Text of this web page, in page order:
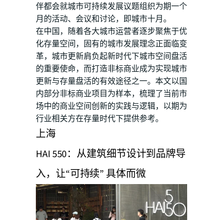
伴都会就城市可持续发展议题组织为期一个
月的活动、会议和讨论，即城市十月。
在中国，随着各大城市运营者逐步聚焦于优
化存量空间，固有的城市发展理念正面临变
革，城市更新肩负起新时代下城市空间盘活
的重要使命，而打造非标商业成为实现城市
更新与存量盘活的有效途径之一。本文以国
内部分非标商业项目为样本，梳理了当前市
场中的商业空间创新的实践与逻辑，以期为
行业相关方在存量时代下提供参考。
上海
HAI 550：从建筑细节设计到品牌导
入，让“可持续” 具体而微